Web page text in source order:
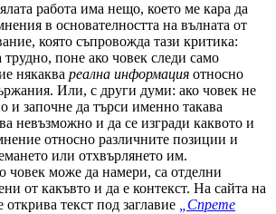
работа има нещо, което ме кара да
в основателността на вълната от
която съпровожда тази критика:
трудно, поне ако човек следи само
някаква реална информация относно
Или, с други думи: ако човек не
и започне да търси именно такава
невъзможно и да се изгради каквото и
относно различните позиции и
или отхвърлянето им.
човек може да намери, са отделни
от какъвто и да е контекст. На сайта на
текст под заглавие „Спрете